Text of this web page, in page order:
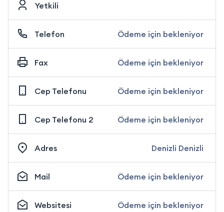
Yetkili
Telefon Ödeme için bekleniyor
Fax Ödeme için bekleniyor
Cep Telefonu Ödeme için bekleniyor
Cep Telefonu 2 Ödeme için bekleniyor
Adres Denizli Denizli
Mail Ödeme için bekleniyor
Websitesi Ödeme için bekleniyor